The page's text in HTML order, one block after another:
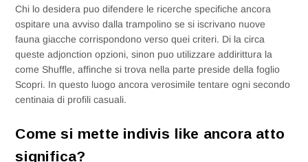
Chi lo desidera puo difendere le ricerche specifiche ancora
ospitare una avviso dalla trampolino se si iscrivano nuove
fauna giacche corrispondono verso quei criteri. Di la circa
queste adjonction opzioni, sinon puo utilizzare addirittura la
come Shuffle, affinche si trova nella parte preside della foglio
Scopri. In questo luogo ancora verosimile tentare ogni secondo
centinaia di profili casuali.
Come si mette indivis like ancora atto
significa?